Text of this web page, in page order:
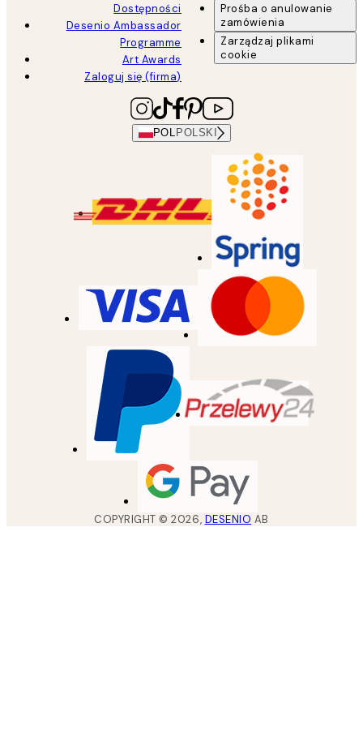
Dostępności
Desenio Ambassador
Programme
Art Awards
Zaloguj się (firma)
Prośba o anulowanie
zamówienia
Zarządzaj plikami
cookie
POL POLSKI
COPYRIGHT ©2026, DESENIO AB